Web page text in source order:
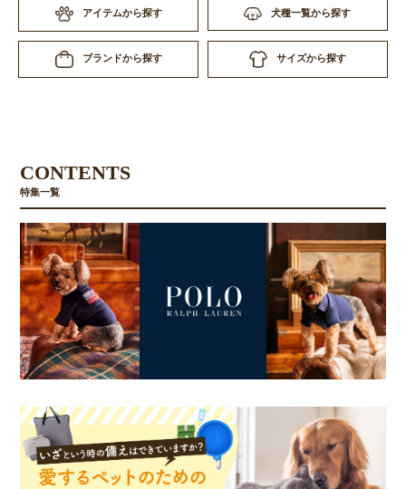
アイテムから探す 犬種一覧から探す
ブランドから探す サイズから探す
CONTENTS
特集一覧